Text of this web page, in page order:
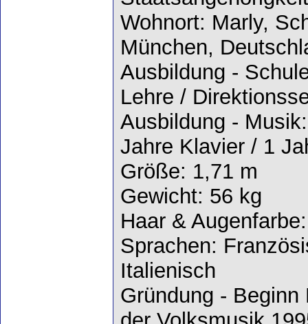
Wohnort: Marly,
München,
Ausbildung -
Lehre /
Ausbildung -
Jahre Klavier / 1
Größe: 1,71 m
Gewicht: 56 kg
Haar &
Sprachen:
Italienisch
Gründung -